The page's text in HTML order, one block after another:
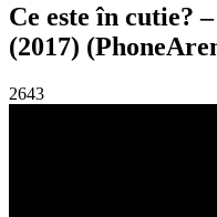
Ce este în cutie?
(2017)
2643